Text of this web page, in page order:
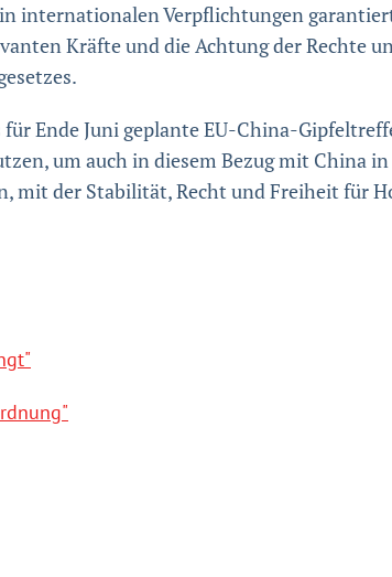
in internationalen Verpflichtungen
Kräfte und die Achtung der Rechte
Ende Juni geplante EU-China-
um auch in diesem Bezug mit China
mit der Stabilität, Recht und Freiheit für